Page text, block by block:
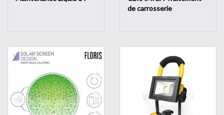
de carrosserie